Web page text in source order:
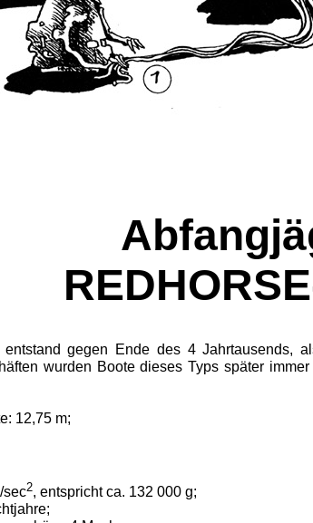
entstand gegen Ende des 4
wurden Boote dieses Typs später
12,75 m;
sec2, entspricht ca. 132 000 g;